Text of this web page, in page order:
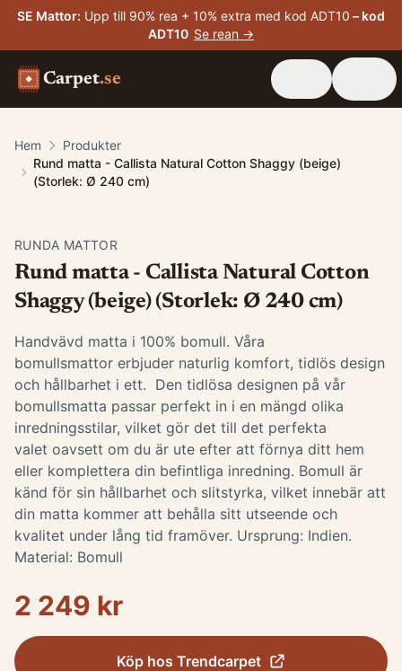
SE Mattor: Upp till 90% rea + 10% extra med kod ADT10 – kod
ADT10 Se rean →
Carpet.se
Hem
Produkter
Rund matta - Callista Natural Cotton Shaggy (beige)
(Storlek: Ø 240 cm)
RUNDA MATTOR
Rund matta - Callista Natural Cotton
Shaggy (beige) (Storlek: Ø 240 cm)
Handvävd matta i 100% bomull. Våra
bomullsmattor erbjuder naturlig komfort, tidlös design
och hållbarhet i ett. Den tidlösa designen på vår
bomullsmatta passar perfekt in i en mängd olika
inredningsstilar, vilket gör det till det perfekta
valet oavsett om du är ute efter att förnya ditt hem
eller komplettera din befintliga inredning. Bomull är
känd för sin hållbarhet och slitstyrka, vilket innebär att
din matta kommer att behålla sitt utseende och
kvalitet under lång tid framöver. Ursprung: Indien.
Material: Bomull
2 249 kr
Köp hos Trendcarpet